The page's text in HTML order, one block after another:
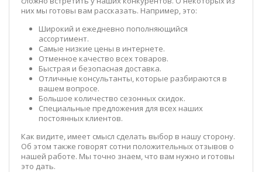
них мы готовы вам рассказать. Например, это:
Широкий и ежедневно пополняющийся
ассортимент.
Самые низкие цены в интернете.
Отменное качество всех товаров.
Быстрая и безопасная доставка.
Отличные консультанты, которые разбираются в
вашем вопросе.
Большое количество сезонных скидок.
Специальные предложения для всех наших
постоянных клиентов.
Как видите, имеет смысл сделать выбор в нашу сторону.
Об этом также говорят сотни положительных отзывов о
нашей работе. Мы точно знаем, что вам нужно и готовы
это дать.